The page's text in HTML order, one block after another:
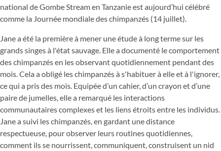
national de Gombe Stream en Tanzanie est aujourd’hui célébré
comme la Journée mondiale des chimpanzés (14 juillet).
Jane a été la première à mener une étude à long terme sur les
grands singes à l'état sauvage. Elle a documenté le comportement
des chimpanzés en les observant quotidiennement pendant des
mois. Cela a obligé les chimpanzés à s'habituer à elle et à l'ignorer,
ce qui a pris des mois. Equipée d’un cahier, d’un crayon et d’une
paire de jumelles, elle a remarqué les interactions
communautaires complexes et les liens étroits entre les individus.
Jane a suivi les chimpanzés, en gardant une distance
respectueuse, pour observer leurs routines quotidiennes,
comment ils se nourrissent, communiquent, construisent un nid